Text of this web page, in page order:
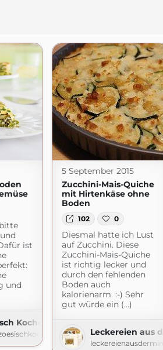
ist
und
Kochen by Aurélie Bastian
5 September 2015
Zucchini-Mais-Quiche
mit Hirtenkäse ohne
Boden
102 0
Diesmal hatte ich Lust
auf Zucchini. Diese
Zucchini-Mais-Quiche
ist richtig lecker und
durch den fehlenden
Boden auch
kalorienarm. :-) Sehr
gut würde ein (...)
Leckereien aus